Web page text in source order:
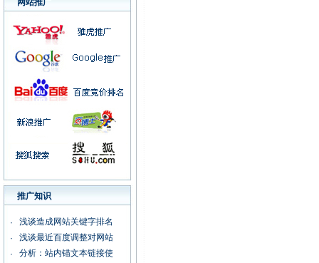
广州科杰电子有限公司
广州艺琳彩印有限公司
广州科星电子
湖南大自然制药有限公司
广州“晶之恋(天然)水晶
捷安视电子科技有限公司
广州佐丹士涂料有限公司
网站推广
推广知识
·
浅谈造成网站关键字排名
·
浅谈最近百度调整对网站
·
分析：站内锚文本链接使